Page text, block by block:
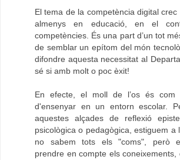
El tema de la competència digital crec
almenys en educació, en el
competències. És una part d’un tot
de semblar un epítom del món
difondre aquesta necessitat al
sé si amb molt o poc èxit!
En efecte, el moll de l’os és com
d'ensenyar en un entorn escolar.
aquestes alçades de reflexió
psicològica o pedagògica, estiguem a
no sabem tots els "coms", però
prendre en compte els coneixements,